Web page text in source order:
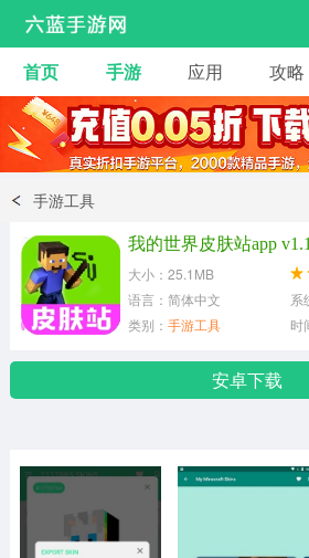
安卓手游
热门手游 角色扮演
动作射击
冒险解谜
体育竞技
首页 手游 应用 攻略
手游工具
我的世界皮肤站app
大小：25.1MB
语言：简体中文
系
类别： 手游工具 时
安卓下载